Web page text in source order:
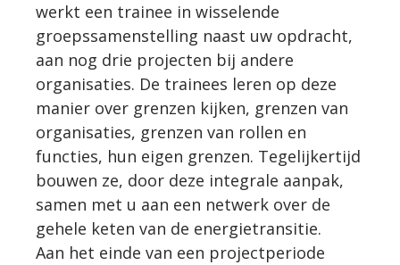
werkt een trainee in wisselende
groepssamenstelling naast uw opdracht,
aan nog drie projecten bij andere
organisaties. De trainees leren op deze
manier over grenzen kijken, grenzen van
organisaties, grenzen van rollen en
functies, hun eigen grenzen. Tegelijkertijd
bouwen ze, door deze integrale aanpak,
samen met u aan een netwerk over de
gehele keten van de energietransitie.
Aan het einde van een projectperiode